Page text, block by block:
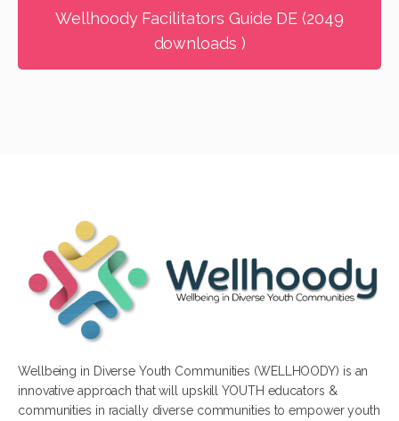
Wellhoody Facilitators Guide DE (2049
downloads )
Wellbeing in Diverse Youth Communities (WELLHOODY) is an
innovative approach that will upskill YOUTH educators &
communities in racially diverse communities to empower youth